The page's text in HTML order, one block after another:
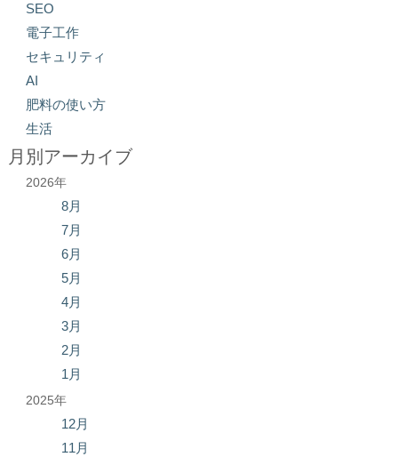
SEO
電子工作
セキュリティ
AI
肥料の使い方
生活
月別アーカイブ
2026年
8月
7月
6月
5月
4月
3月
2月
1月
2025年
12月
11月